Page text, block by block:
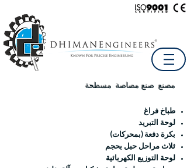
مصنع صنع مصاصة مسطحة
طباخ فراغ
لوحة التبريد
بكرة دفعة (بمحركات)
ثلاث مراحل حبل بحجم
لوحة التوزيع الكهربائية